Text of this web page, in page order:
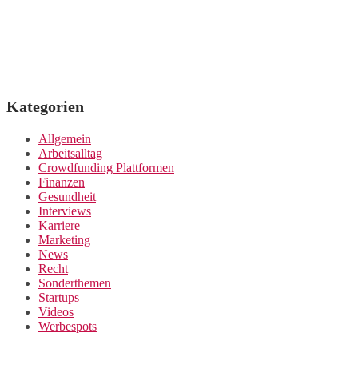
Kategorien
Allgemein
Arbeitsalltag
Crowdfunding Plattformen
Finanzen
Gesundheit
Interviews
Karriere
Marketing
News
Recht
Sonderthemen
Startups
Videos
Werbespots